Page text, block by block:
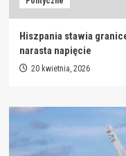
Hiszpania stawia
narasta napięcie
20 kwietnia, 2026